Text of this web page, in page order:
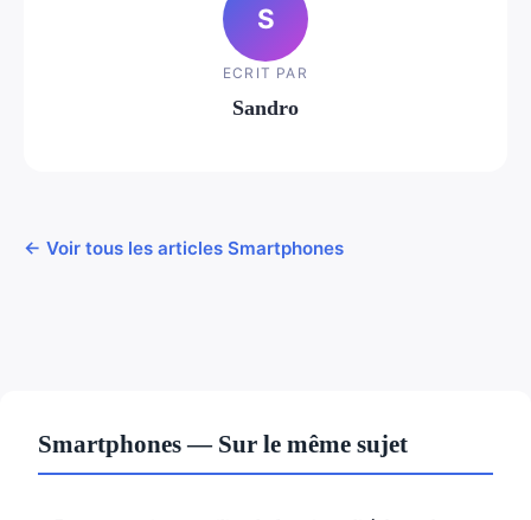
S
ECRIT PAR
Sandro
← Voir tous les articles Smartphones
Smartphones — Sur le même sujet